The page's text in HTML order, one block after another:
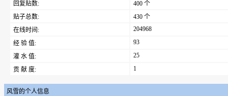
回复贴数:
400 个
贴子总数:
430 个
在线时间:
204968
经 验 值:
93
灌 水 值:
25
贡 献 度:
1
风雪的个人信息